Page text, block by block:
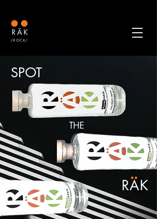
/ROCK/
RÄK
SPOT
THE
RAK